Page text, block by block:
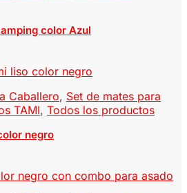
color Azul
Caballero, Set de mates para
TAMI, Todos los productos
negro